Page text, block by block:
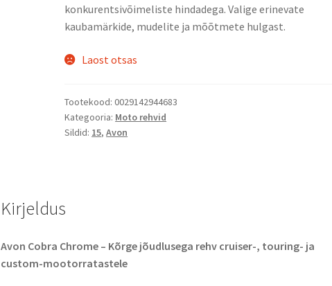
konkurentsivõimeliste hindadega. Valige erinevate
kaubamärkide, mudelite ja mõõtmete hulgast.
Laost otsas
Tootekood:0029142944683
Kategooria: Moto rehvid
Sildid: 15,Avon
Kirjeldus
Avon Cobra Chrome – Kõrge jõudlusega rehv cruiser-, touring- ja
custom-mootorratastele